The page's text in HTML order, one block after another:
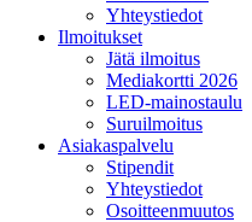
Yhteystiedot
Ilmoitukset
Jätä ilmoitus
Mediakortti 2026
LED-mainostaulu
Suruilmoitus
Asiakaspalvelu
Stipendit
Yhteystiedot
Osoitteenmuutos